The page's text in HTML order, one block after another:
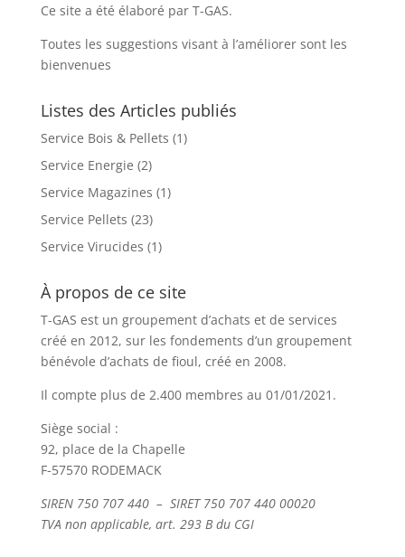
Ce site a été élaboré par T-GAS.
Toutes les suggestions visant à l’améliorer sont les
bienvenues
Listes des Articles publiés
Service Bois & Pellets (1)
Service Energie (2)
Service Magazines (1)
Service Pellets (23)
Service Virucides (1)
À propos de ce site
T-GAS est un groupement d’achats et de services
créé en 2012, sur les fondements d’un groupement
bénévole d’achats de fioul, créé en 2008.
Il compte plus de 2.400 membres au 01/01/2021.
Siège social :
92, place de la Chapelle
F-57570 RODEMACK
SIREN 750 707 440 – SIRET 750 707 440 00020
TVA non applicable, art. 293 B du CGI